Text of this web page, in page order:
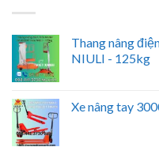
Thang nâng
NIULI - 125kg
Xe nâng tay